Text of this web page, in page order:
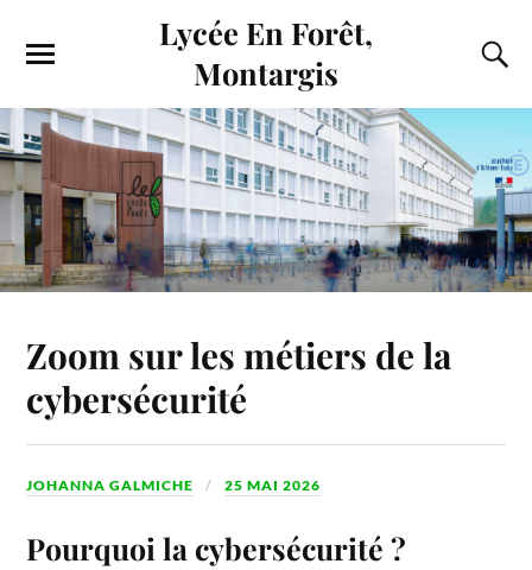
Lycée En Forêt,
Montargis
Zoom sur les métiers de la
cybersécurité
JOHANNA GALMICHE 25 MAI 2026
Pourquoi la cybersécurité ?